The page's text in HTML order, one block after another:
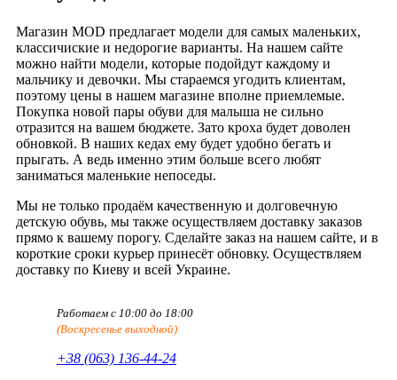
Магазин MOD предлагает модели для самых маленьких,
клаcсичиские и недорогие варианты. На нашем сайте
можно найти модели, которые подойдут каждому и
мальчику и девочки. Мы стараемся угодить клиентам,
поэтому цены в нашем магазине вполне приемлемые.
Покупка новой пары обуви для малыша не сильно
отразится на вашем бюджете. Зато кроха будет доволен
обновкой. В наших кедах ему будет удобно бегать и
прыгать. А ведь именно этим больше всего любят
заниматься маленькие непоседы.
Мы не только продаём качественную и долговечную
детскую обувь, мы также осуществляем доставку заказов
прямо к вашему порогу. Сделайте заказ на нашем сайте, и в
короткие сроки курьер принесёт обновку. Осуществляем
доставку по Киеву и всей Украине.
Работаем с 10:00 до 18:00
(Воскресенье выходной)
+38 (063) 136-44-24